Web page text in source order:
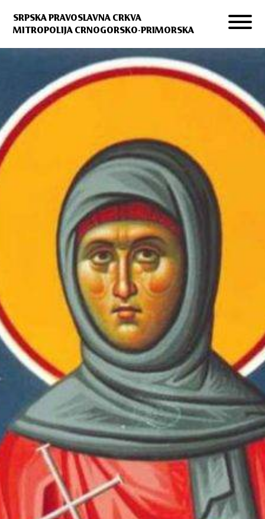
SRPSKA PRAVOSLAVNA CRKVA
MITROPOLIJA CRNOGORSKO-PRIMORSKA